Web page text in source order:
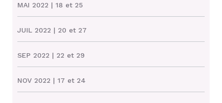
MAI 2022 | 18 et 25
JUIL 2022 | 20 et 27
SEP 2022 | 22 et 29
NOV 2022 | 17 et 24